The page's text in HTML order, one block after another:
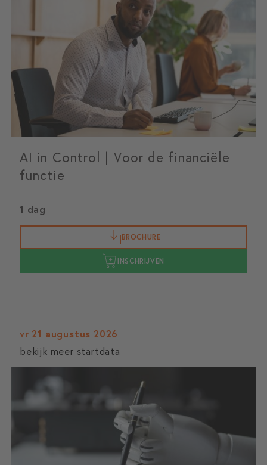
AI in Control | Voor de financiële
functie
1 dag
BROCHURE
INSCHRIJVEN
vr 21 augustus 2026
bekijk meer startdata